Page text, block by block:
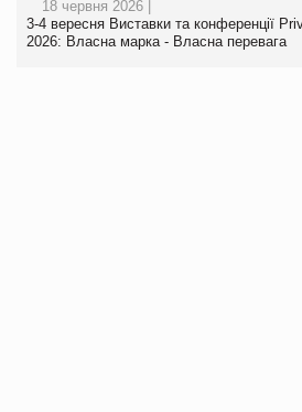
18 червня 2026 |
3-4 вересня Виставки та конференції
2026: Власна марка - Власна перевага